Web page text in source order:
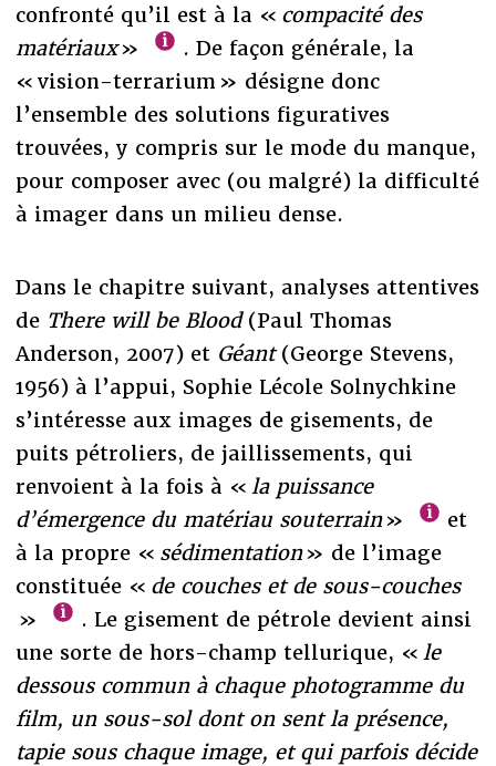
confronté qu’il est à la « compacité des
matériaux»
. De façon générale, la
« vision-terrarium » désigne donc
l’ensemble des solutions figuratives
trouvées, y compris sur le mode du manque,
pour composer avec (ou malgré) la difficulté
à imager dans un milieu dense.
Dans le chapitre suivant, analyses attentives
de There will be Blood (Paul Thomas
Anderson, 2007) et Géant(George Stevens,
1956) à l’appui, Sophie Lécole Solnychkine
s’intéresse aux images de gisements, de
puits pétroliers, de jaillissements, qui
renvoient à la fois à « la puissance
d’émergence du matériau souterrain»
et
à la propre « sédimentation» de l’image
constituée « de couches et de sous-couches
»
. Le gisement de pétrole devient ainsi
une sorte de hors-champ tellurique, « le
dessous commun à chaque photogramme du
film, un sous-sol dont on sent la présence,
tapie sous chaque image, et qui parfois décide